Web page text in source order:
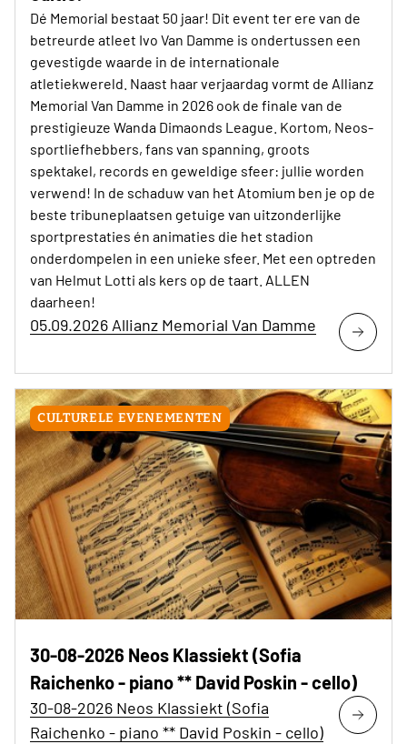
Dé Memorial bestaat 50 jaar! Dit event ter ere van de
betreurde atleet Ivo Van Damme is ondertussen een
gevestigde waarde in de internationale
atletiekwereld. Naast haar verjaardag vormt de Allianz
Memorial Van Damme in 2026 ook de finale van de
prestigieuze Wanda Dimaonds League. Kortom, Neos-
sportliefhebbers, fans van spanning, groots
spektakel, records en geweldige sfeer: jullie worden
verwend! In de schaduw van het Atomium ben je op de
beste tribuneplaatsen getuige van uitzonderlijke
sportprestaties én animaties die het stadion
onderdompelen in een unieke sfeer. Met een optreden
van Helmut Lotti als kers op de taart. ALLEN
daarheen!
05.09.2026 Allianz Memorial Van Damme
CULTURELE EVENEMENTEN
30-08-2026 Neos Klassiekt (Sofia
Raichenko - piano ** David Poskin - cello)
30-08-2026 Neos Klassiekt (Sofia
Raichenko - piano ** David Poskin - cello)